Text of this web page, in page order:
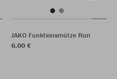
JAKO Funktionsmütze Run
6,00 €